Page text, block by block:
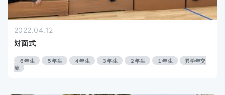
2022.04.12
対面式
６年生 ５年生 ４年生 ３年生 ２年生 １年生
異学年交
流